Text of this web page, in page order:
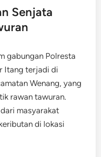
Senjata
gabungan Polresta
Itang terjadi di
Wenang, yang
rawan tawuran.
masyarakat
di lokasi